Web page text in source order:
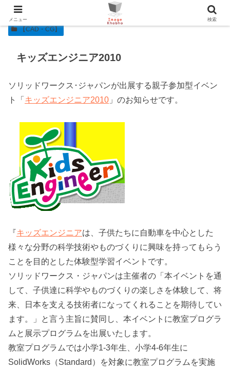
【CAD・CG】
キッズエンジニア2010
ソリッドワークス･ジャパンが出展する親子参加型イベン
ト「 キッズエンジニア2010 」のお知らせです。
『キッズエンジニアは、子供たちに自動車を中心とした
様々な分野の科学技術やものづくりに興味を持ってもらう
ことを目的とした体験型学習イベントです。
ソリッドワークス・ジャパンは主催者の「本イベントを通
して、子供達に科学やものづくりの楽しさを体験して、将
来、日本を支える技術者になってくれることを期待してい
ます。」と言う主旨に賛同し、本イベントに教室プログラ
ムと展示プログラムを出展いたします。
教室プログラムでは小学1-3年生、小学4-6年生に
SolidWorks（Standard）を対象に教室プログラムを実施
メニュー 検索